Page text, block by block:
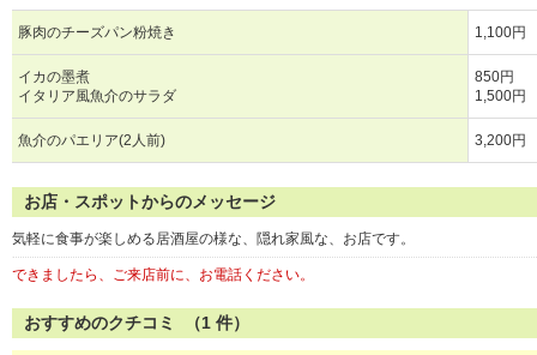
豚肉のチーズパン粉焼き 1,100円
イカの墨煮
イタリア風魚介のサラダ
850円
1,500円
魚介のパエリア(2人前) 3,200円
お店・スポットからのメッセージ
気軽に食事が楽しめる居酒屋の様な、隠れ家風な、お店です。
できましたら、ご来店前に、お電話ください。
おすすめのクチコミ （1 件）